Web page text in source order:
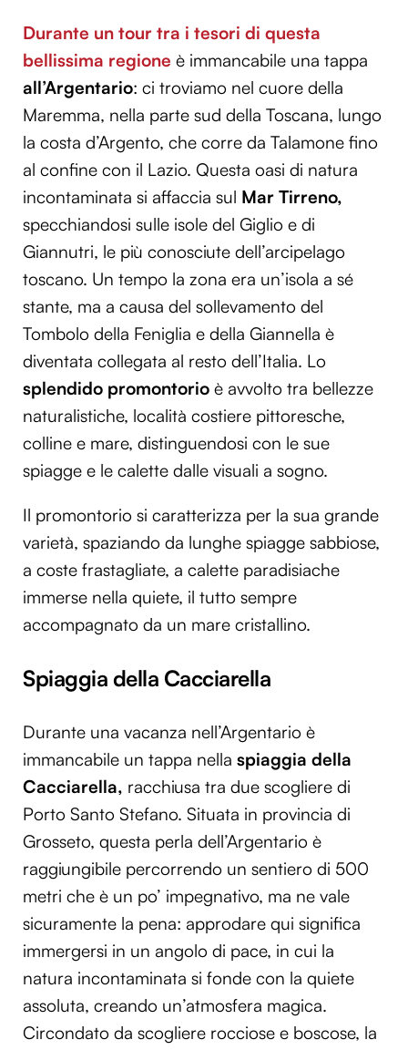
Durante un tour tra i tesori di questa
bellissima regione è immancabile una tappa
all’Argentario: ci troviamo nel cuore della
Maremma, nella parte sud della Toscana, lungo
la costa d’Argento, che corre da Talamone fino
al confine con il Lazio. Questa oasi di natura
incontaminata si affaccia sul Mar Tirreno,
specchiandosi sulle isole del Giglio e di
Giannutri, le più conosciute dell’arcipelago
toscano. Un tempo la zona era un’isola a sé
stante, ma a causa del sollevamento del
Tombolo della Feniglia e della Giannella è
diventata collegata al resto dell’Italia. Lo
splendido promontorio è avvolto tra bellezze
naturalistiche, località costiere pittoresche,
colline e mare, distinguendosi con le sue
spiagge e le calette dalle visuali a sogno.
Il promontorio si caratterizza per la sua grande
varietà, spaziando da lunghe spiagge sabbiose,
a coste frastagliate, a calette paradisiache
immerse nella quiete, il tutto sempre
accompagnato da un mare cristallino.
Spiaggia della Cacciarella
Durante una vacanza nell’Argentario è
immancabile un tappa nella spiaggia della
Cacciarella, racchiusa tra due scogliere di
Porto Santo Stefano. Situata in provincia di
Grosseto, questa perla dell’Argentario è
raggiungibile percorrendo un sentiero di 500
metri che è un po’ impegnativo, ma ne vale
sicuramente la pena: approdare qui significa
immergersi in un angolo di pace, in cui la
natura incontaminata si fonde con la quiete
assoluta, creando un’atmosfera magica.
Circondato da scogliere rocciose e boscose, la